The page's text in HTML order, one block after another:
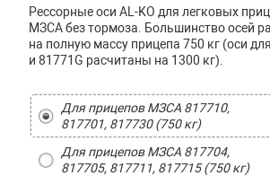
Рессорные оси AL-KO для легковых
МЗСА без тормоза. Большинство осей
на полную массу прицепа 750 кг (оси
и 81771G расчитаны на 1300 кг).
Для прицепов МЗСА 817710,
817701, 817730 (750 кг)
Для прицепов МЗСА 817704,
817705, 817711, 817715 (750 кг)